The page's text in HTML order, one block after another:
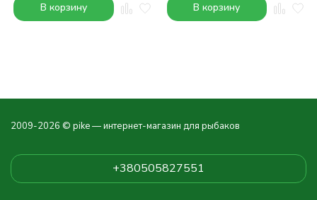
В корзину В корзину
2009-2026 © pike — интернет-магазин для рыбаков
+380505827551